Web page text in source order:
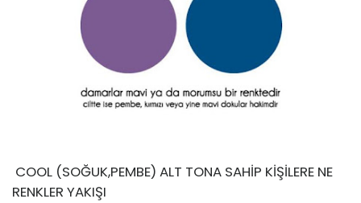
COOL (SOĞUK,PEMBE) ALT TONA SAHİP KİŞİLERE NE
RENKLER YAKIŞI